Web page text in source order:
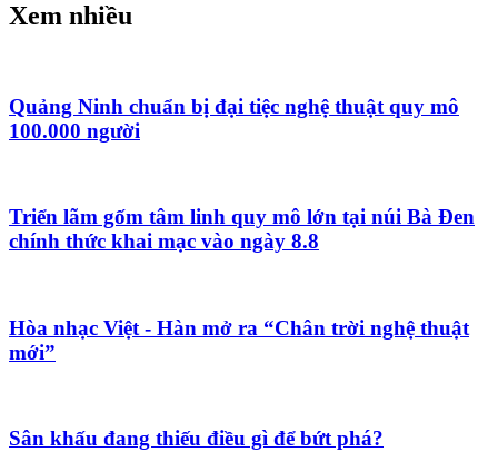
Xem nhiều
Quảng Ninh chuẩn bị đại tiệc nghệ thuật quy mô
100.000 người
Triển lãm gốm tâm linh quy mô lớn tại núi Bà Đen
chính thức khai mạc vào ngày 8.8
Hòa nhạc Việt - Hàn mở ra “Chân trời nghệ thuật
mới”
Sân khấu đang thiếu điều gì để bứt phá?